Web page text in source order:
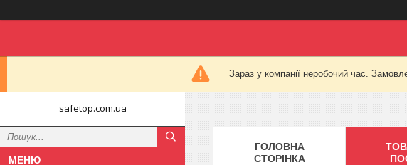
Зараз у компанії неробочий час.
safetop.com.ua
ГОЛОВНА
СТОРІНКА